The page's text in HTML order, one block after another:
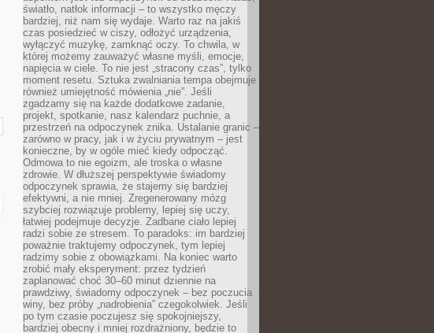
światło, natłok informacji – to wszystko męczy
bardziej, niż nam się wydaje. Warto raz na jakiś
czas posiedzieć w ciszy, odłożyć urządzenia,
wyłączyć muzykę, zamknąć oczy. To chwila, w
której możemy zauważyć własne myśli, emocje,
napięcia w ciele. To nie jest „stracony czas”, tylko
moment resetu. Sztuka zwalniania tempa obejmuje
również umiejętność mówienia „nie”. Jeśli
zgadzamy się na każde dodatkowe zadanie,
projekt, spotkanie, nasz kalendarz puchnie, a
przestrzeń na odpoczynek znika. Ustalanie granic –
zarówno w pracy, jak i w życiu prywatnym – jest
konieczne, by w ogóle mieć kiedy odpocząć.
Odmowa to nie egoizm, ale troska o własne
zdrowie. W dłuższej perspektywie świadomy
odpoczynek sprawia, że stajemy się bardziej
efektywni, a nie mniej. Zregenerowany mózg
szybciej rozwiązuje problemy, lepiej się uczy,
łatwiej podejmuje decyzje. Zadbane ciało lepiej
radzi sobie ze stresem. To paradoks: im bardziej
poważnie traktujemy odpoczynek, tym lepiej
radzimy sobie z obowiązkami. Na koniec warto
zrobić mały eksperyment: przez tydzień
zaplanować choć 30–60 minut dziennie na
prawdziwy, świadomy odpoczynek – bez poczucia
winy, bez próby „nadrobienia” czegokolwiek. Jeśli
po tym czasie poczujesz się spokojniejszy,
bardziej obecny i mniej rozdrażniony, będzie to